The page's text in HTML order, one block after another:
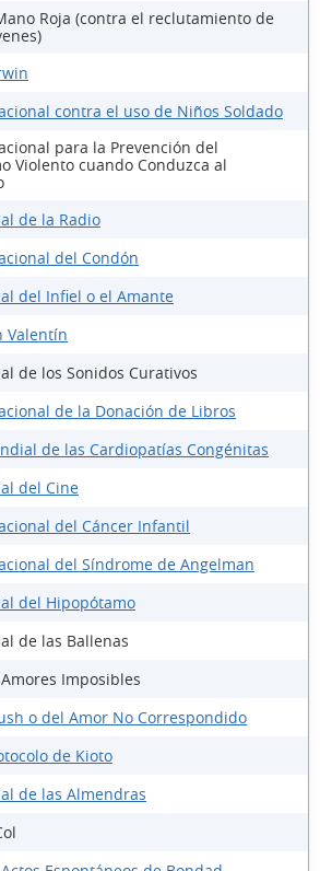
Roja (contra el reclutamiento de
contra el uso de Niños Soldado
para la Prevención del
Violento cuando Conduzca al
de la Radio
del Condón
del Infiel o el Amante
Valentín
de los Sonidos Curativos
de la Donación de Libros
de las Cardiopatías Congénitas
del Cine
del Cáncer Infantil
del Síndrome de Angelman
del Hipopótamo
de las Ballenas
Imposibles
o del Amor No Correspondido
de Kioto
de las Almendras